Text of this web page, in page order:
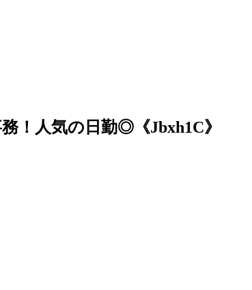
！人気の日勤◎《Jbxh1C》